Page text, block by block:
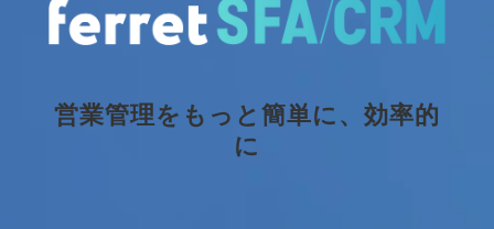
営業管理をもっと簡単に、効率的
に